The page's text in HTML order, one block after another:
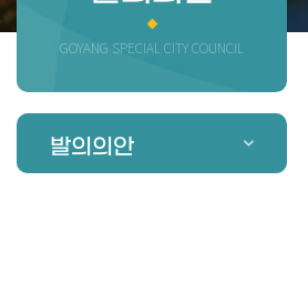
GOYANG SPECIAL CITY COUNCIL
발의의안